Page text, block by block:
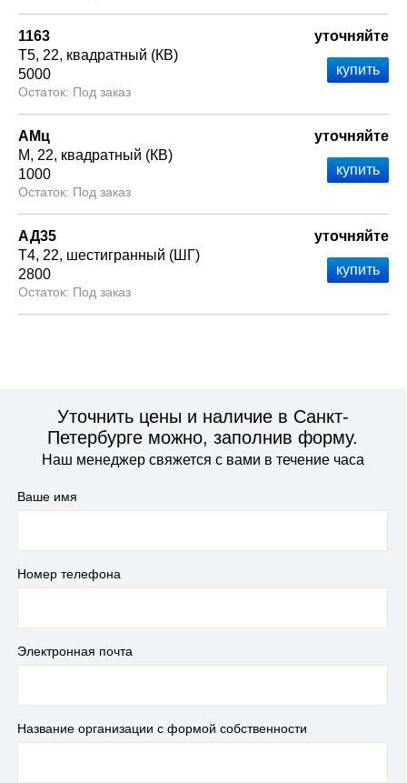
1163
Т5 22 квадратный (КВ)
5000
Под заказ
уточняйте
АМц
М
22 квадратный (КВ)
1000
Под заказ
уточняйте
АД35
Т4 22 шестигранный (ШГ)
2800
Под заказ
уточняйте
Уточнить цены и наличие в Санкт-
Петербурге можно, заполнив форму.
Наш менеджер свяжется с вами в течение часа
Ваше имя
Номер телефона
Электронная почта
Название организации с формой собственности